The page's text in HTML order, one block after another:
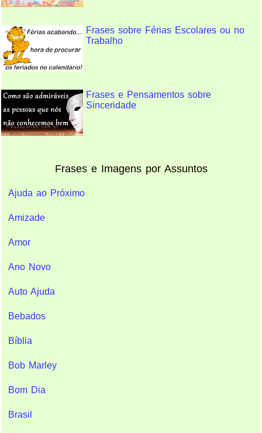
Frases sobre Férias Escolares ou no
Trabalho
Frases e Pensamentos sobre
Sinceridade
Frases e Imagens por Assuntos
Ajuda ao Próximo
Amizade
Amor
Ano Novo
Auto Ajuda
Bebados
Bíblia
Bob Marley
Bom Dia
Brasil